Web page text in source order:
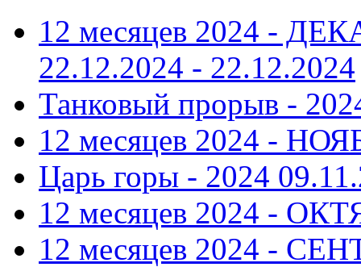
12 месяцев 2024 -
22.12.2024 - 22.12.2024
Танковый прорыв -
12 месяцев 2024 -
Царь горы - 2024
12 месяцев 2024 -
12 месяцев 2024 -